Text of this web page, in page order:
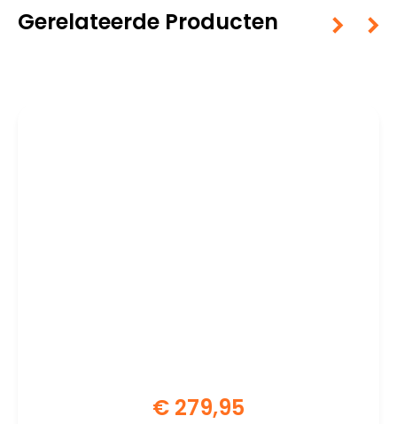
Gerelateerde Producten
€ 279,95